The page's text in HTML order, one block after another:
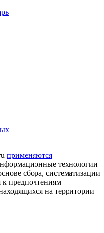
применяются
технологии
сбора, систематизации
к предпочтениям
на территории